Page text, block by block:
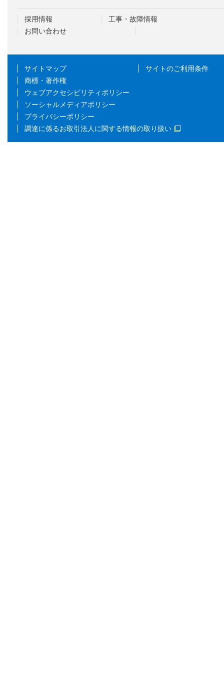
採用情報
工事・故障情報
お問い合わせ
サイトマップ
サイトのご利用条件
商標・著作権
ウェブアクセシビリティポリシー
ソーシャルメディアポリシー
プライバシーポリシー
調達に係るお取引法人に関する情報の取り扱い